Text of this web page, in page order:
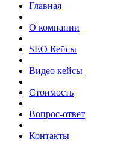
Главная
О компании
SEO Кейсы
Видео кейсы
Стоимость
Вопрос-ответ
Контакты